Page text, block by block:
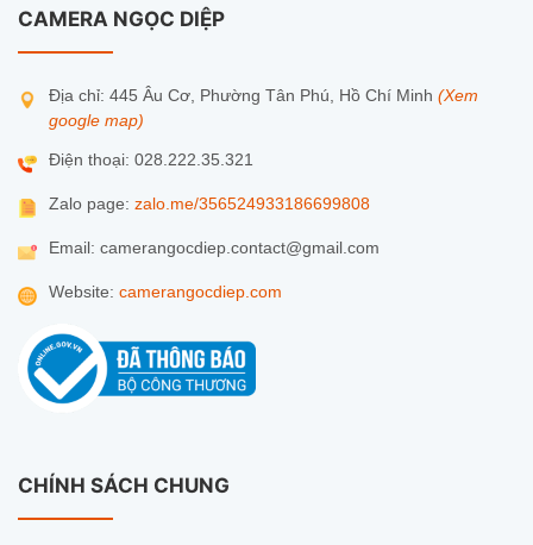
CAMERA NGỌC DIỆP
Địa chỉ: 445 Âu Cơ, Phường Tân Phú, Hồ Chí Minh (Xem
google map)
Điện thoại: 028.222.35.321
Zalo page: zalo.me/356524933186699808
Email: camerangocdiep.contact@gmail.com
Website: camerangocdiep.com
CHÍNH SÁCH CHUNG